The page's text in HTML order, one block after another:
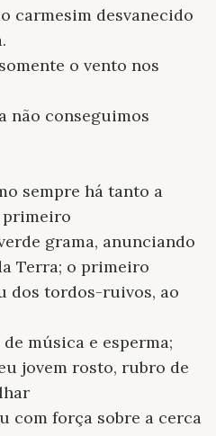
carmesim desvanecido
o vento nos
não conseguimos
sempre há tanto a
primeiro
grama, anunciando
Terra; o primeiro
dos tordos-ruivos, ao
música e esperma;
jovem rosto, rubro de
com força sobre a cerca